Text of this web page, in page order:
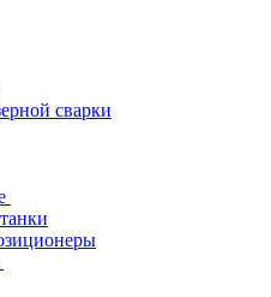
сварки